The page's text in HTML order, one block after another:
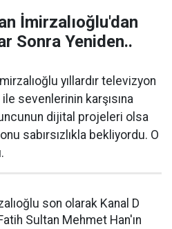
İmirzalıoğlu'dan
Sonra Yeniden..
yıllardır televizyon
sevenlerinin karşısına
dijital projeleri olsa
sabırsızlıkla bekliyordu. O
son olarak Kanal D
Sultan Mehmet Han'ın